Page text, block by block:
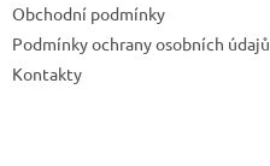
Obchodní podmínky
Podmínky ochrany osobních údajů
Kontakty